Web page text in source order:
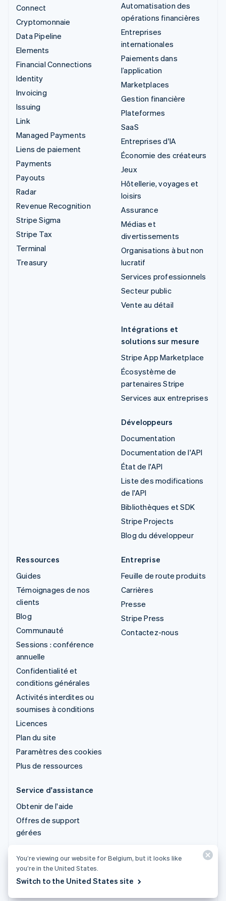
Connect
Cryptomonnaie
Data Pipeline
Elements
Financial Connections
Identity
Invoicing
Issuing
Link
Managed Payments
Liens de paiement
Payments
Payouts
Radar
Revenue Recognition
Stripe Sigma
Stripe Tax
Terminal
Treasury
Automatisation des
opérations financières
Entreprises
internationales
Paiements dans
l’application
Marketplaces
Gestion financière
Plateformes
SaaS
Entreprises d'IA
Économie des créateurs
Jeux
Hôtellerie, voyages et
loisirs
Assurance
Médias et
divertissements
Organisations à but non
lucratif
Services professionnels
Secteur public
Vente au détail
Intégrations et
solutions sur mesure
Stripe App Marketplace
Écosystème de
partenaires Stripe
Services aux entreprises
Développeurs
Documentation
Documentation de l'API
État de l'API
Liste des modifications
de l'API
Bibliothèques et SDK
Stripe Projects
Blog du développeur
Ressources
Guides
Témoignages de nos
clients
Blog
Communauté
Sessions : conférence
annuelle
Confidentialité et
conditions générales
Activités interdites ou
soumises à conditions
Licences
Plan du site
Paramètres des cookies
Plus de ressources
Entreprise
Feuille de route produits
Carrières
Presse
Stripe Press
Contactez-nous
Service d'assistance
Obtenir de l'aide
Offres de support
gérées
© 2026 Stripe, LLC
You’re viewing our website for Belgium, but it looks like
you’re in the United States.
Switch to the United States site